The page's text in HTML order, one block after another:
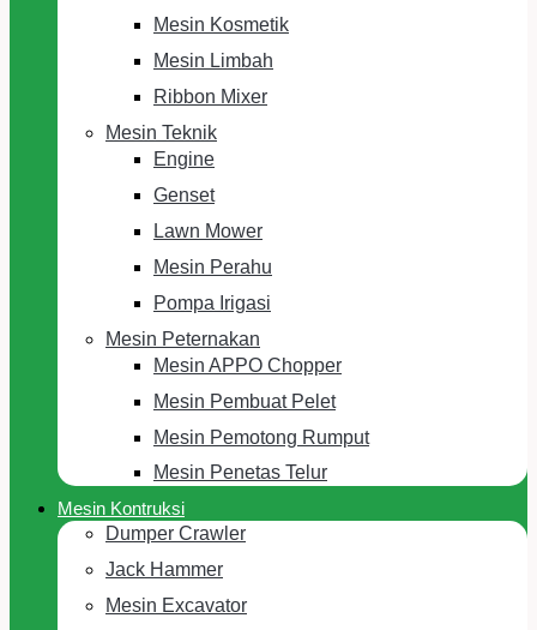
Mesin Kosmetik
Mesin Limbah
Ribbon Mixer
Mesin Teknik
Engine
Genset
Lawn Mower
Mesin Perahu
Pompa Irigasi
Mesin Peternakan
Mesin APPO Chopper
Mesin Pembuat Pelet
Mesin Pemotong Rumput
Mesin Penetas Telur
Mesin Kontruksi
Dumper Crawler
Jack Hammer
Mesin Excavator